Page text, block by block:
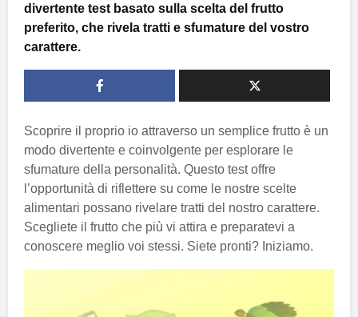
divertente test basato sulla scelta del frutto
preferito, che rivela tratti e sfumature del vostro
carattere.
Scoprire il proprio io attraverso un semplice frutto è un
modo divertente e coinvolgente per esplorare le
sfumature della personalità. Questo test offre
l’opportunità di riflettere su come le nostre scelte
alimentari possano rivelare tratti del nostro carattere.
Scegliete il frutto che più vi attira e preparatevi a
conoscere meglio voi stessi. Siete pronti? Iniziamo.